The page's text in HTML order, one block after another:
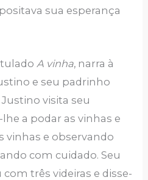
sua esperança
A vinha, narra à
e seu padrinho
visita seu
a podar as vinhas e
vinhas e observando
com cuidado. Seu
três videiras e disse-